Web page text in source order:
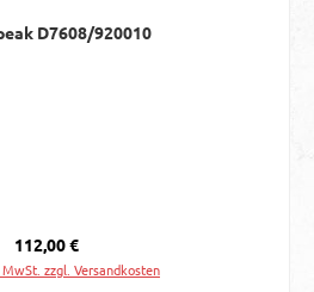
D7608/920010
Regulärer Preis:
112,00 €
zzgl. Versandkosten